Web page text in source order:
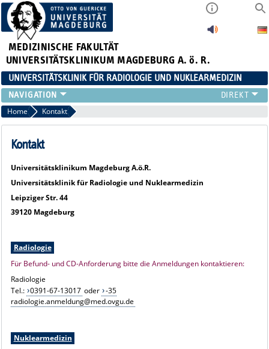
MEDIZINISCHE FAKULTÄT
UNIVERSITÄTSKLINIKUM MAGDEBURG A. ö. R.
UNIVERSITÄTSKLINIK FÜR RADIOLOGIE UND NUKLEARMEDIZIN
RADIOLOGIE
NUKLEARMEDIZIN
MIKROTHERAPIE
LEHRE
FORSCHUNG UND STUDIEN
Home Kontakt
Kontakt
Universitätsklinikum Magdeburg A.ö.R.
Universitätsklinik für Radiologie und Nuklearmedizin
Leipziger Str. 44
39120 Magdeburg
Radiologie
Für Befund- und CD-Anforderung bitte die Anmeldungen kontaktieren:
Radiologie
Tel.: 0391-67-13017 oder -35
radiologie.anmeldung@med.ovgu.de
Nuklearmedizin